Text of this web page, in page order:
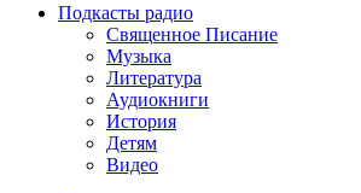
Подкасты радио
Священное Писание
Музыка
Литература
Аудиокниги
История
Детям
Видео